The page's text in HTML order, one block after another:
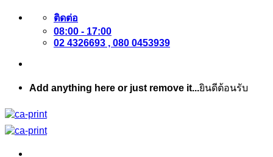
ข้าม
เนื้อหา
ติดต่อ
08:00 - 17:00
02 4326693 , 080 0453939
Add anything here or just remove it...ยินดีต้อนรับ